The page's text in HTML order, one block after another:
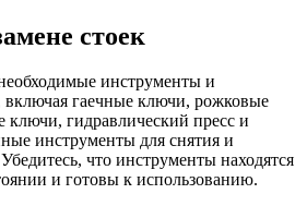
стоек
инструменты и
гаечные ключи, рожковые
ключи, гидравлический пресс и
инструменты для снятия и
что инструменты находятся
и готовы к использованию.